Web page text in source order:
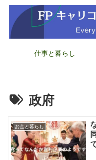
仕事と暮らし
政府
お金と暮らし